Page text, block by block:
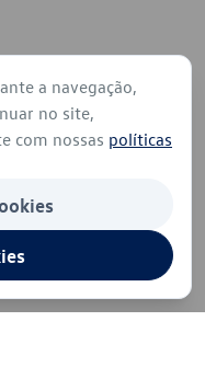
a navegação,
no site,
com nossas políticas